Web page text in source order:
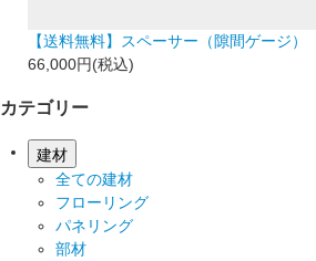
【送料無料】スペーサー（隙間ゲージ）
66,000円(税込)
カテゴリー
建材
全ての建材
フローリング
パネリング
部材